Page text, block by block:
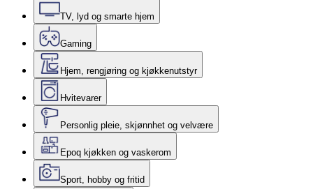
TV, lyd og smarte hjem
Gaming
Hjem, rengjøring og kjøkkenutstyr
Hvitevarer
Personlig pleie, skjønnhet og velvære
Epoq kjøkken og vaskerom
Sport, hobby og fritid